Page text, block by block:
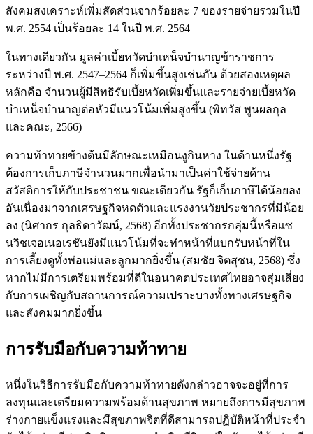
สังคมสงเคราะห์เพิ่มสัดส่วนจากร้อยละ 7 ของรายจ่ายรวมในปี
พ.ศ. 2554 เป็นร้อยละ 14 ในปี พ.ศ. 2564
ในทางเดียวกัน มูลค่าเบี้ยหวัดบำเหน็จบำนาญข้าราชการ
ระหว่างปี พ.ศ. 2547–2564 ก็เพิ่มขึ้นสูงเช่นกัน ด้วยสองเหตุผล
หลักคือ จำนวนผู้มีสิทธิรับเบี้ยหวัดเพิ่มขึ้นและรายจ่ายเบี้ยหวัด
บำเหน็จบำนาญต่อหัวมีแนวโน้มเพิ่มสูงขึ้น (พิทวัส พูนผลกุล
และคณะ, 2566)
ความท้าทายข้างต้นมีลักษณะเหมือนงูกินหาง ในด้านหนึ่งรัฐ
ต้องการเก็บภาษีจำนวนมากเพื่อนำมาเป็นค่าใช้จ่ายด้าน
สวัสดิการให้กับประชาชน ขณะเดียวกัน รัฐก็เก็บภาษีได้น้อยลง
อันเนื่องมาจากเศรษฐกิจหดตัวและแรงงานวัยประชากรที่มีน้อย
ลง (นิศากร กุลธิดาวัฒน์, 2568) อีกทั้งประชากรกลุ่มนี้หรือแซ
นวิชเจอเนอเรชันยังมีแนวโน้มที่จะทำหน้าที่แบกรับหน้าที่ใน
การเลี้ยงดูทั้งพ่อแม่และลูกมากยิ่งขึ้น (สมชัย จิตสุชน, 2568) ซึ่ง
หากไม่มีการเตรียมพร้อมที่ดีในอนาคตประเทศไทยอาจสุ่มเสี่ยง
กับการเผชิญกับสถานการณ์ความเปราะบางทั้งทางเศรษฐกิจ
และสังคมมากยิ่งขึ้น
การรับมือกับความท้าทาย
หนึ่งในวิธีการรับมือกับความท้าทายดังกล่าวอาจจะอยู่ที่การ
ลงทุนและเตรียมความพร้อมด้านสุขภาพ หมายถึงการมีสุขภาพ
ร่างกายแข็งแรงและมีสุขภาพจิตที่ดีสามารถปฏิบัติหน้าที่ประจำ